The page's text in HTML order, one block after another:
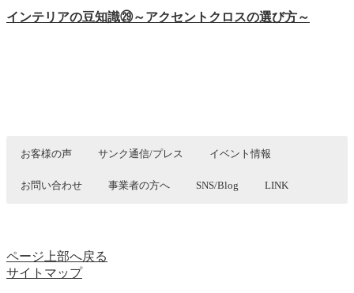
インテリアの豆知識㉙～アクセントクロスの選び方～
お客様の声 サンク通信/プレス イベント情報
お問い合わせ 事業者の方へ SNS/Blog
LINK
ます。
そのような企画がございましたらぜひお役に立ちたいと思います。
どうぞ、お気軽にお声をおかけください。
ページ上部へ戻る
サイトマップ